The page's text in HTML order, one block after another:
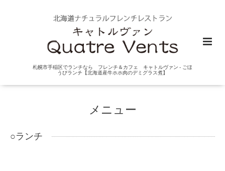
札幌市手稲区でランチなら フレンチ＆カフェ キャトルヴァン - ごほ
うびランチ【北海道産牛ホホ肉のデミグラス煮】
メニュー
○ランチ